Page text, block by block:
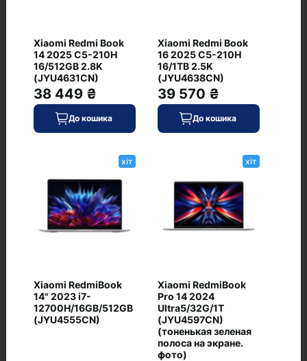
Немає відгуків про цей товар, станьте
першим, залиште свій відгук.
Питання та відповіді
+ Додати питання
Xiaomi Redmi Book
14 2025 C5-210H
16/512GB 2.8K
(JYU4631CN)
38 449 ₴
До кошика
Xiaomi Redmi Book
16 2025 C5-210H
16/1TB 2.5K
(JYU4638CN)
39 570 ₴
До кошика
хіт
Xiaomi RedmiBook
14" 2023 i7-
12700H/16GB/512GB
(JYU4555CN)
хіт
Xiaomi RedmiBook
Pro 14 2024
Ultra5/32G/1T
(JYU4597CN)
(тоненькая зеленая
полоса на экране.
фото)